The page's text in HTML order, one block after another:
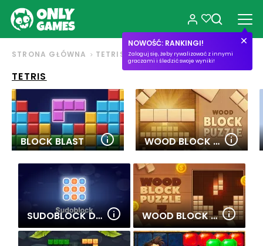
NOWOŚĆ: RANKINGI!
Zaloguj się, żeby rywalizować z innymi
graczami i śledzić swoje wyniki!
STRONA GŁÓWNA TETRIS
TETRIS
BLOCK BLAST WOOD BLOCK PUZZLE
SUDOBLOCK DAILY WOOD BLOCK PUZZLE 3